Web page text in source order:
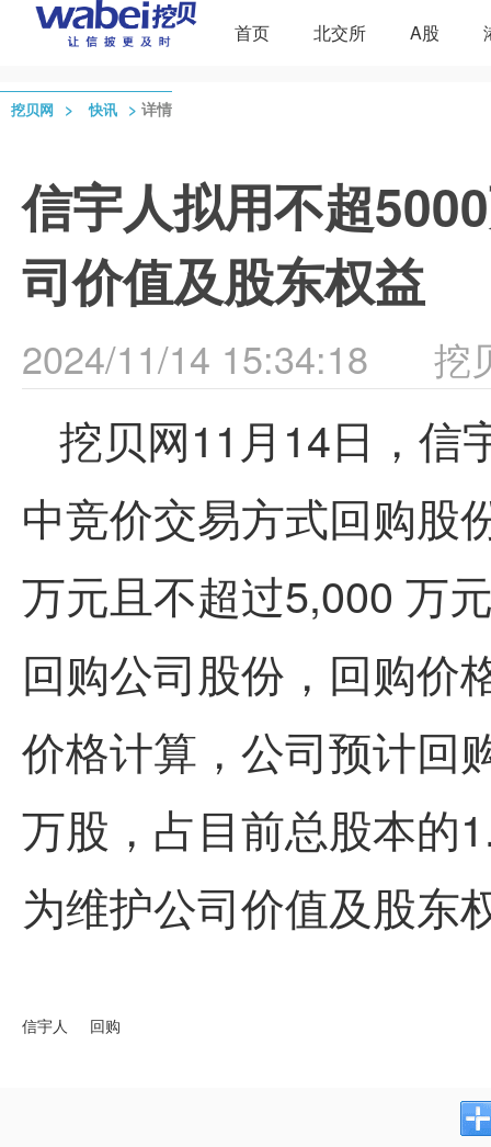
首页 北交所 A股
挖贝网 > 快讯 > 详情
信宇人拟用不超
司价值及股东权益
2024/11/14 15:34:18 挖
挖贝网11月14日，信
中竞价交易方式回购股
万元且不超过5,000 万
回购公司股份，回购价
价格计算，公司预计回
万股，占目前总股本的
为维护公司价值及股东
信宇人 回购